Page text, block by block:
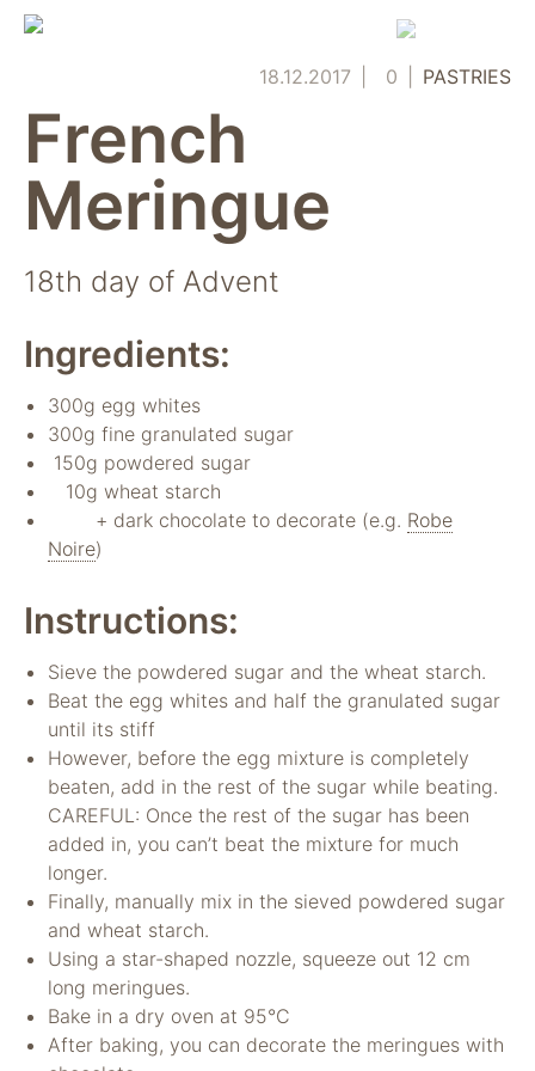
Skip
18.12.2017 0 PASTRIES
French
Meringue
18th day of Advent
Ingredients:
300g egg whites
300g fine granulated sugar
150g powdered sugar
10g wheat starch
+ dark chocolate to decorate (e.g. Robe
Noire)
Instructions:
Sieve the powdered sugar and the wheat starch.
Beat the egg whites and half the granulated sugar
until its stiff
However, before the egg mixture is completely
beaten, add in the rest of the sugar while beating.
CAREFUL: Once the rest of the sugar has been
added in, you can’t beat the mixture for much
longer.
Finally, manually mix in the sieved powdered sugar
and wheat starch.
Using a star-shaped nozzle, squeeze out 12 cm
long meringues.
Bake in a dry oven at 95°C
After baking, you can decorate the meringues with
Notwendig
Diese Cookies
Funktionsweise
der Website
notwendig.
Statistiken
Um Funktion und
Struktur der Website
zu verbessern,